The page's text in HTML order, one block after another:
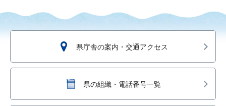
県庁舎の案内・交通アクセス
県の組織・電話番号一覧